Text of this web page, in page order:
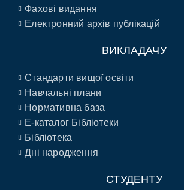
Фахові видання
Електронний архів публікацій
ВИКЛАДАЧУ
Стандарти вищої освіти
Навчальні плани
Нормативна база
E-каталог Бібліотеки
Бібліотека
Дні народження
СТУДЕНТУ